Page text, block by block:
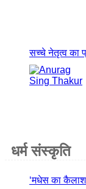
सच्चे नेतृत्व का
धर्म संस्कृति
‘मधेस का